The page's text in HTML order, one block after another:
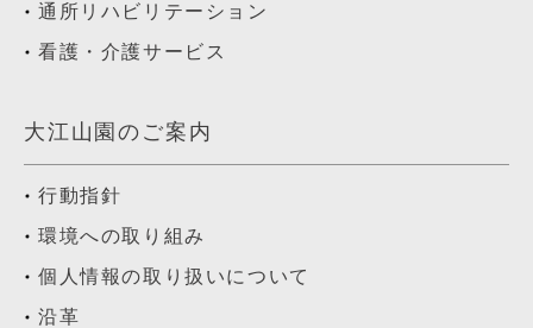
通所リハビリテーション
看護・介護サービス
大江山園のご案内
行動指針
環境への取り組み
個人情報の取り扱いについて
沿革